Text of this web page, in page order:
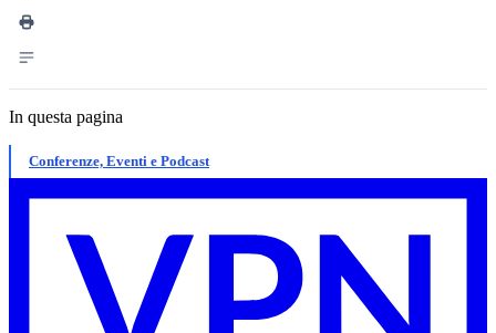
In questa pagina
Conferenze, Eventi e Podcast